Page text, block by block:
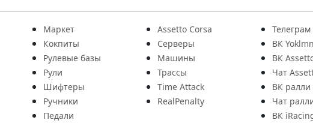
Маркет
Кокпиты
Рулевые базы
Рули
Шифтеры
Ручники
Педали
Assetto Corsa
Серверы
Машины
Трассы
Time Attack
RealPenalty
Телеграм
ВК
ВК
Чат
ВК ралли
Чат
ВК